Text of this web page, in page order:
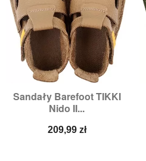
Sandały Barefoot TIKKI
Nido II...
Cena
209,99 zł